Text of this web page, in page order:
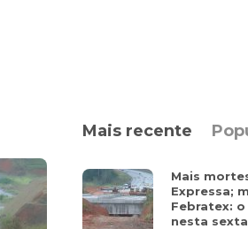
Mais recente
Mais
Expressa;
Febratex:
nesta sexta